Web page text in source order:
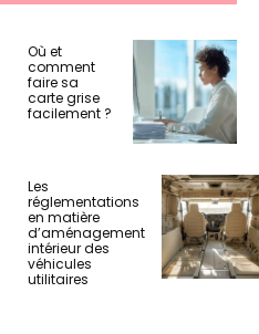
Où et
comment
faire sa
carte grise
facilement ?
Les
réglementations
en matière
d’aménagement
intérieur des
véhicules
utilitaires